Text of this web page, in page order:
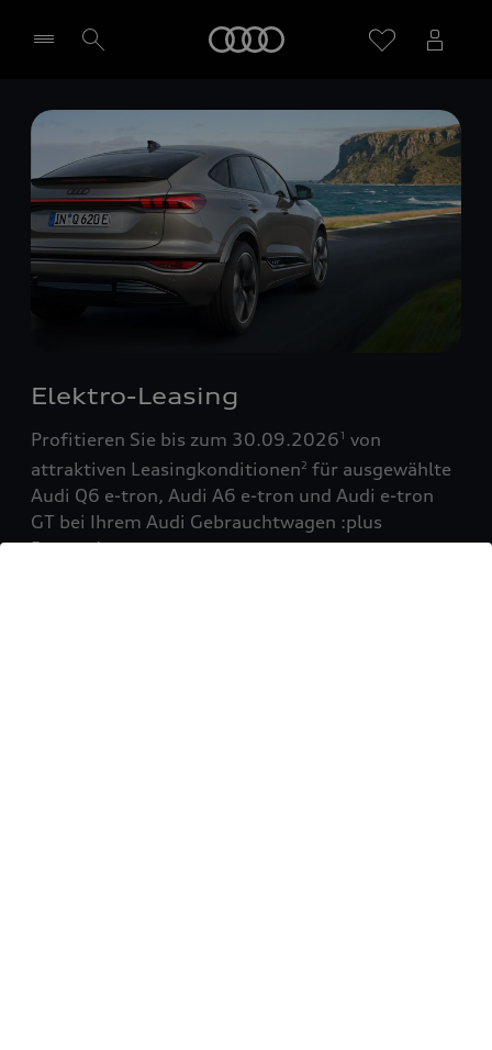
Händler wählen
Elektro-Leasing
Profitieren Sie bis zum 30.09.20261 von
attraktiven Leasingkonditionen2 für ausgewählte
Audi Q6 e-tron, Audi A6 e-tron und Audi e-tron
GT bei Ihrem Audi Gebrauchtwagen :plus
Partner!